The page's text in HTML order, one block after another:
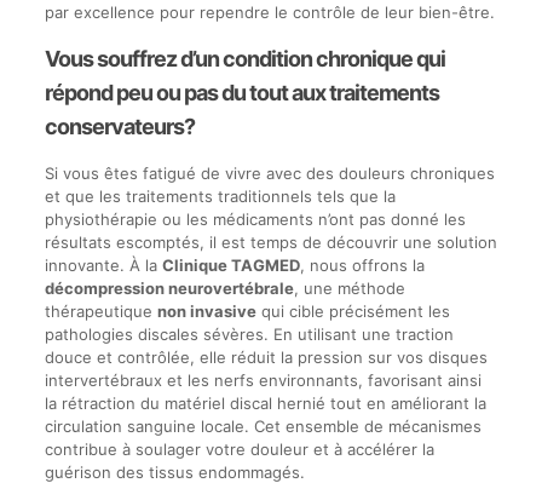
par excellence pour rependre le contrôle de leur bien-être.
Vous souffrez d’un condition chronique qui
répond peu ou pas du tout aux traitements
conservateurs?
Si vous êtes fatigué de vivre avec des douleurs chroniques
et que les traitements traditionnels tels que la
physiothérapie ou les médicaments n’ont pas donné les
résultats escomptés, il est temps de découvrir une solution
innovante. À la Clinique TAGMED, nous offrons la
décompression neurovertébrale, une méthode
thérapeutique non invasivequi cible précisément les
pathologies discales sévères. En utilisant une traction
douce et contrôlée, elle réduit la pression sur vos disques
intervertébraux et les nerfs environnants, favorisant ainsi
la rétraction du matériel discal hernié tout en améliorant la
circulation sanguine locale. Cet ensemble de mécanismes
contribue à soulager votre douleur et à accélérer la
guérison des tissus endommagés.